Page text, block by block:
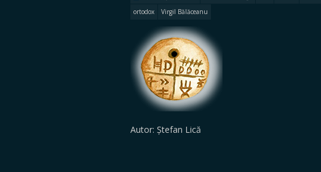
ortodox
Virgil Bălăceanu
Autor: Ștefan Lică